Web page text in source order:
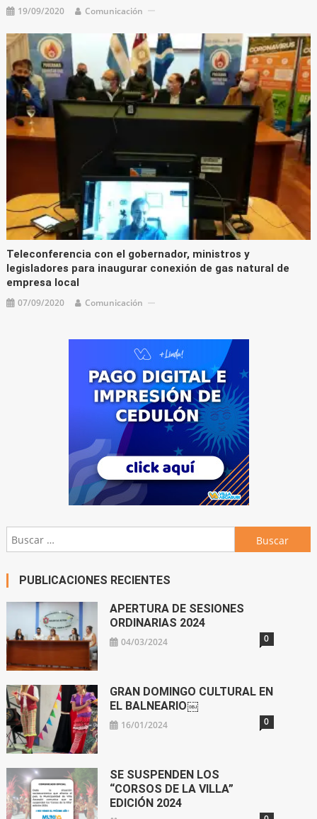
19/09/2020 Comunicación
Teleconferencia con el gobernador, ministros y
legisladores para inaugurar conexión de gas natural de
empresa local
07/09/2020 Comunicación
Buscar:
PUBLICACIONES RECIENTES
APERTURA DE SESIONES
ORDINARIAS 2024
04/03/2024 0
GRAN DOMINGO CULTURAL EN
EL BALNEARIO￼
16/01/2024 0
SE SUSPENDEN LOS
“CORSOS DE LA VILLA”
EDICIÓN 2024